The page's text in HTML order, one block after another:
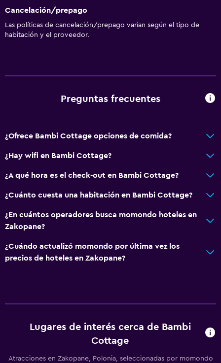
Cancelación/prepago
Las políticas de cancelación/prepago varían según el tipo de
habitación y el proveedor.
Preguntas frecuentes
¿Ofrece Bambi Cottage opciones de comida?
¿Hay wifi en Bambi Cottage?
¿A qué hora es el check-out en Bambi Cottage?
¿Cuánto cuesta una habitación en Bambi Cottage?
¿En cuántos operadores busca momondo hoteles en
Zakopane?
¿Cuándo actualizó momondo por última vez los
precios de hoteles en Zakopane?
Lugares de interés cerca de Bambi
Cottage
Atracciones en Zakopane, Polonia, seleccionadas por momondo